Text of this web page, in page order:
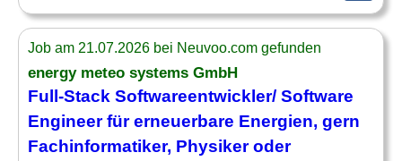
Job am 21.07.2026 bei Neuvoo.com gefunden
energy meteo systems GmbH
Full-Stack Softwareentwickler/ Software
Engineer für erneuerbare Energien, gern
Fachinformatiker, Physiker oder